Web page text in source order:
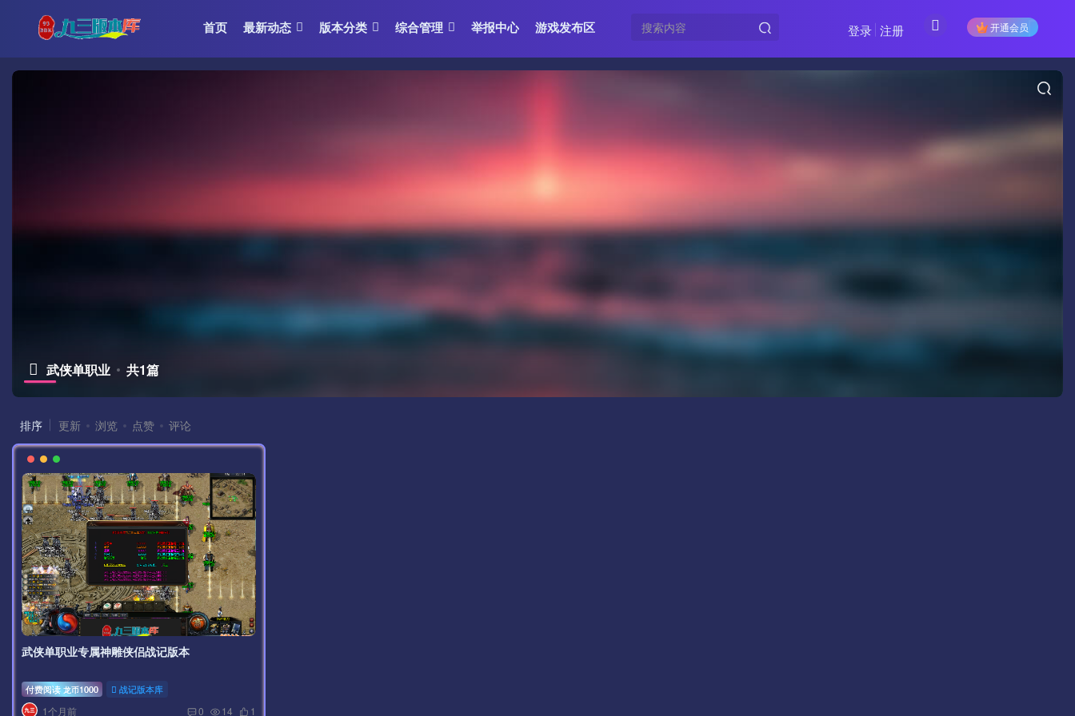
首页 最新动态 版本分类 综合管理 举报中心 游戏发布区 开通会员
登录 注册
武侠单职业 共1篇
排序 更新 浏览 点赞 评论
武侠单职业专属神雕侠侣战记版本
付费阅读 龙币1000 战记版本库
1个月前 0 14 1